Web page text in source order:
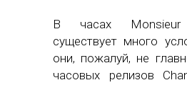
В часах
существует много
они, пожалуй, не
часовых релизов